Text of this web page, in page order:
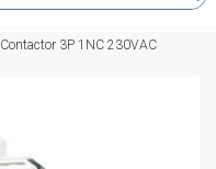
Contactor 3P 1NC 230VAC